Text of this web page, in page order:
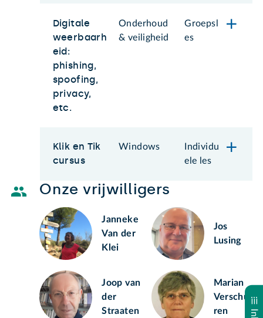
Digitale
weerbaarh
eid:
phishing,
spoofing,
privacy,
etc.
Onderhoud
& veiligheid
Groepsl
es
Klik en Tik
cursus
Windows
Individu
ele les
Onze vrijwilligers
Janneke
Van der
Klei
Jos
Lusing
Joop van
der
Straaten
Marian
Verschu
ren